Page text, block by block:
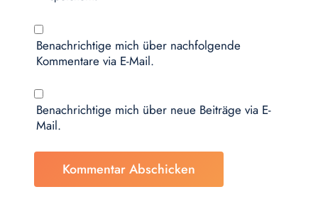
Benachrichtige mich über nachfolgende
Kommentare via E-Mail.
Benachrichtige mich über neue Beiträge via E-
Mail.